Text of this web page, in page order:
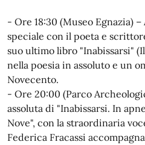
- Ore 18:30 (Museo Egnazia)
speciale con il poeta e
suo ultimo libro "Inabissarsi"
nella poesia in assoluto e un
Novecento.
- Ore 20:00 (Parco
assoluta di "Inabissarsi. In
Nove", con la straordinaria
Federica Fracassi